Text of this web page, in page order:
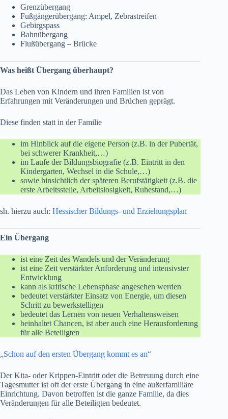
Grenzübergang
Fußgängerübergang: Ampel, Zebrastreifen
Gebirgspass
Bahnübergang
Flußübergang – Brücke
Was heißt Übergang überhaupt?
Das Leben von Kindern und ihren Familien ist von
Erfahrungen mit Veränderungen und Brüchen geprägt.
Diese finden statt in der Familie
im Hinblick auf die eigene Person (z.B. in der Pubertät,
bei schwerer Krankheit,…)
im Laufe der Bildungsbiografie (z.B. Eintritt in den
Kindergarten, Wechsel in die Schule,…)
sowie hinsichtlich der späteren Berufstätigkeit (z.B. die
erste Arbeitsstelle, Arbeitslosigkeit, Ruhestand,…)
sh. hierzu auch: Hessischer Bildungs- und Erziehungsplan
Ein Übergang
ist eine Zeit des Wandels und der Veränderung
ist eine Zeit verstärkter Anforderung und intensivster
Entwicklung
kann als kritische Lebensphase angesehen werden
bedeutet verstärkter Einsatz von Energie, um diesen
Schritt zu bewerkstelligen
bedeutet das Lernen von neuen Verhaltensweisen
beinhaltet Chancen, ist aber auch eine Herausforderung
für alle Beteiligten
„Schon auf den ersten Übergang kommt es an“
Der Kita- oder Krippen-Eintritt oder die Betreuung durch eine
Tagesmutter ist oft der erste Übergang in eine außerfamiliäre
Einrichtung. Davon betroffen ist die ganze Familie, da dies
Veränderungen für alle Beteiligten bedeutet.